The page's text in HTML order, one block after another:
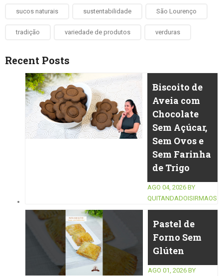
sucos naturais sustentabilidade São Lourenço
tradição variedade de produtos verduras
Recent Posts
Biscoito de
Aveia com
Chocolate
Sem Açúcar,
Sem Ovos e
Sem Farinha
de Trigo
AGO 04, 2026 BY
QUITANDADOISIRMAOS
Pastel de
Forno Sem
Glúten
AGO 01, 2026 BY